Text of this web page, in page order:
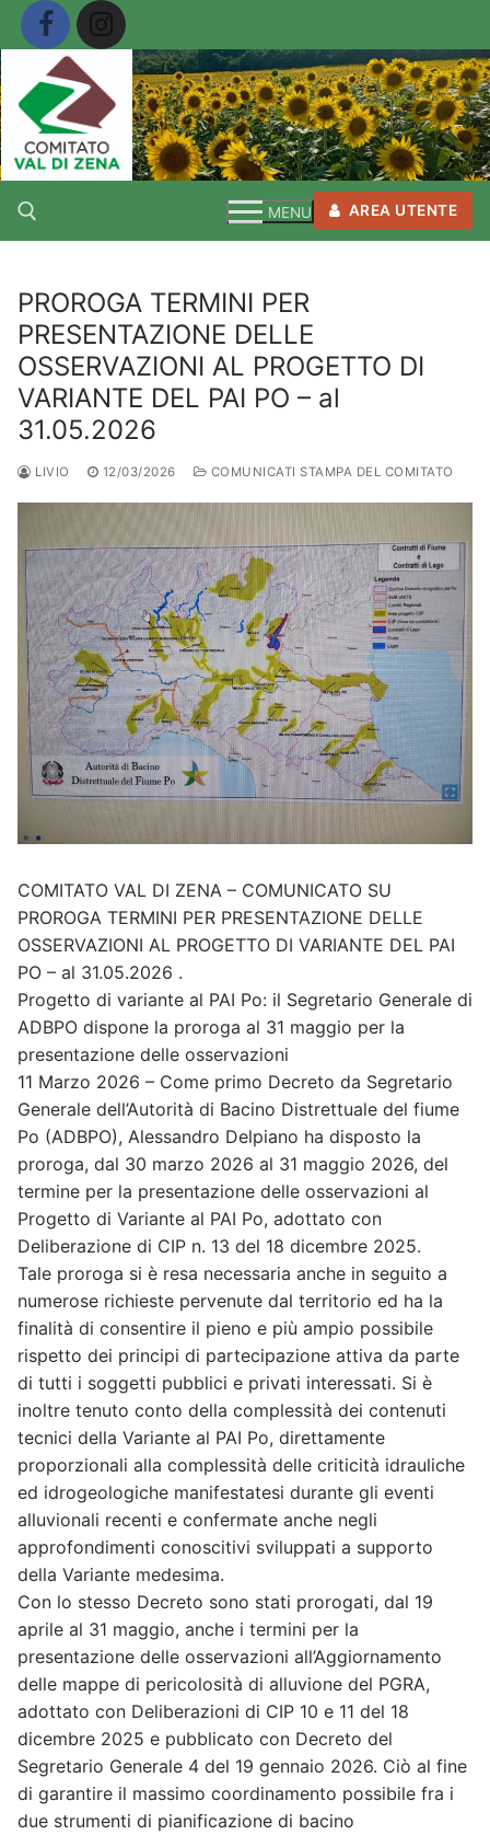
Vai
contenuto
Cerca:
MENU AREA UTENTE
PROROGA TERMINI PER
PRESENTAZIONE DELLE
OSSERVAZIONI AL PROGETTO DI
VARIANTE DEL PAI PO – al
31.05.2026
LIVIO 12/03/2026 COMUNICATI STAMPA DEL COMITATO
COMITATO VAL DI ZENA – COMUNICATO SU
PROROGA TERMINI PER PRESENTAZIONE DELLE
OSSERVAZIONI AL PROGETTO DI VARIANTE DEL PAI
PO – al 31.05.2026 .
Progetto di variante al PAI Po: il Segretario Generale di
ADBPO dispone la proroga al 31 maggio per la
presentazione delle osservazioni
11 Marzo 2026 – Come primo Decreto da Segretario
Generale dell’Autorità di Bacino Distrettuale del fiume
Po (ADBPO), Alessandro Delpiano ha disposto la
proroga, dal 30 marzo 2026 al 31 maggio 2026, del
termine per la presentazione delle osservazioni al
Progetto di Variante al PAI Po, adottato con
Deliberazione di CIP n. 13 del 18 dicembre 2025.
Tale proroga si è resa necessaria anche in seguito a
numerose richieste pervenute dal territorio ed ha la
finalità di consentire il pieno e più ampio possibile
rispetto dei principi di partecipazione attiva da parte
di tutti i soggetti pubblici e privati interessati. Si è
inoltre tenuto conto della complessità dei contenuti
tecnici della Variante al PAI Po, direttamente
proporzionali alla complessità delle criticità idrauliche
ed idrogeologiche manifestatesi durante gli eventi
alluvionali recenti e confermate anche negli
approfondimenti conoscitivi sviluppati a supporto
della Variante medesima.
Con lo stesso Decreto sono stati prorogati, dal 19
aprile al 31 maggio, anche i termini per la
presentazione delle osservazioni all’Aggiornamento
delle mappe di pericolosità di alluvione del PGRA,
adottato con Deliberazioni di CIP 10 e 11 del 18
dicembre 2025 e pubblicato con Decreto del
Segretario Generale 4 del 19 gennaio 2026. Ciò al fine
di garantire il massimo coordinamento possibile fra i
due strumenti di pianificazione di bacino